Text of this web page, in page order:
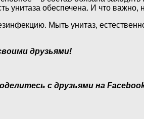
унитаза обеспечена. И что важно,
Мыть унитаз,
друзьями!
с друзьями на